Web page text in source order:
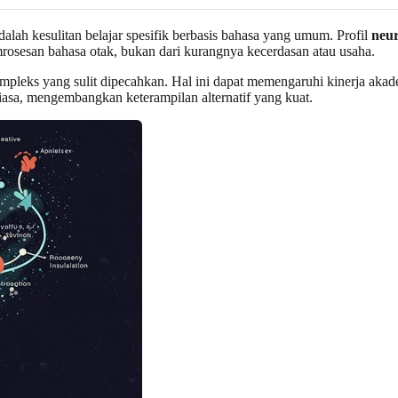
kesulitan belajar spesifik berbasis bahasa yang umum. Profil
bahasa otak, bukan dari kurangnya kecerdasan atau usaha.
yang sulit dipecahkan. Hal ini dapat memengaruhi kinerja
mengembangkan keterampilan alternatif yang kuat.